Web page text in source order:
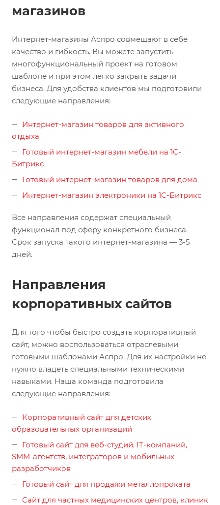
магазинов
Интернет-магазины Аспро совмещают в себе
качество и гибкость. Вы можете запустить
многофункциональный проект на готовом
шаблоне и при этом легко закрыть задачи
бизнеса. Для удобства клиентов мы подготовили
следующие направления:
Интернет-магазин товаров для активного
отдыха
Готовый интернет-магазин мебели на 1С-
Битрикс
Готовый интернет-магазин товаров для дома
Интернет-магазин электроники на 1С-Битрикс
Все направления содержат специальный
функционал под сферу конкретного бизнеса.
Срок запуска такого интернет-магазина — 3-5
дней.
Направления
корпоративных сайтов
Для того чтобы быстро создать корпоративный
сайт, можно воспользоваться отраслевыми
готовыми шаблонами Аспро. Для их настройки не
нужно владеть специальными техническими
навыками. Наша команда подготовила
следующие направления:
Корпоративный сайт для детских
образовательных организаций
Готовый сайт для веб-студий, IT-компаний,
SMM-агентств, интеграторов и мобильных
разработчиков
Готовый сайт для продажи металлопроката
Сайт для частных медицинских центров, клиник